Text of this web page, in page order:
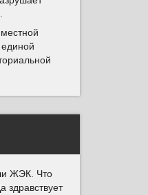
ЖЭК. Что
здравствует